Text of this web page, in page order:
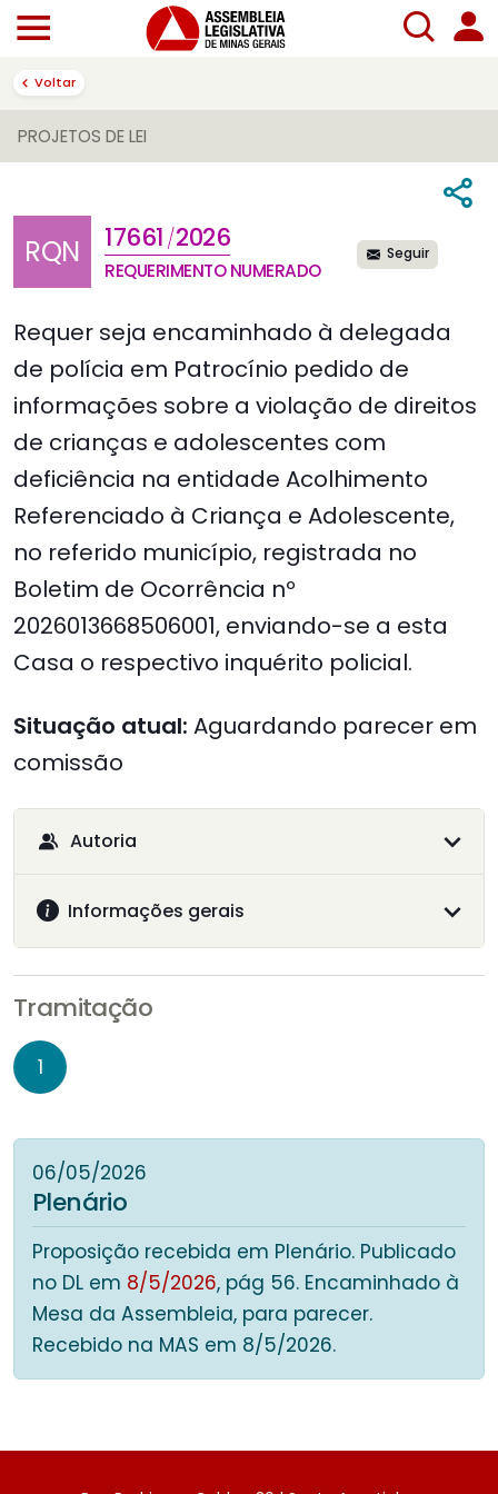
Voltar
PROJETOS DE LEI
RQN 17661 /2026
REQUERIMENTO NUMERADO
Seguir
Requer seja encaminhado à delegada
de polícia em Patrocínio pedido de
informações sobre a violação de direitos
de crianças e adolescentes com
deficiência na entidade Acolhimento
Referenciado à Criança e Adolescente,
no referido município, registrada no
Boletim de Ocorrência nº
2026013668506001, enviando-se a esta
Casa o respectivo inquérito policial.
Situação atual: Aguardando parecer em
comissão
Autoria
Informações gerais
Tramitação
1
06/05/2026
Plenário
Proposição recebida em Plenário. Publicado
no DL em 8/5/2026, pág 56. Encaminhado à
Mesa da Assembleia, para parecer.
Recebido na MAS em 8/5/2026.